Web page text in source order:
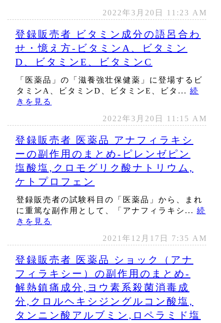
2022年3月20日 11:23 AM
登録販売者 ビタミン成分の語呂合わ
せ・憶え方‐ビタミンA、ビタミン
D、ビタミンE、ビタミンC
「医薬品」の「滋養強壮保健薬」に登場するビ
タミンA、ビタミンD、ビタミンE、ビタ... 続
きを見る
2022年3月20日 11:15 AM
登録販売者 医薬品 アナフィラキシ
ーの副作用のまとめ‐ピレンゼピン
塩酸塩,クロモグリク酸ナトリウム,
ケトプロフェン
登録販売者の試験科目の「医薬品」から、まれ
に重篤な副作用として、「アナフィラキシ... 続
きを見る
2021年12月17日 7:35 AM
登録販売者 医薬品 ショック（アナ
フィラキシー）の副作用のまとめ‐
解熱鎮痛成分,ヨウ素系殺菌消毒成
分,クロルヘキシジングルコン酸塩,
タンニン酸アルブミン,ロペラミド塩